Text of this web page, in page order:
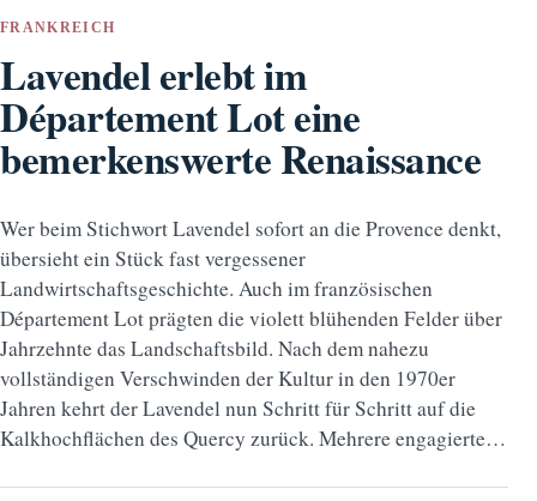
FRANKREICH
Lavendel erlebt im
Département Lot eine
bemerkenswerte Renaissance
Wer beim Stichwort Lavendel sofort an die Provence denkt,
übersieht ein Stück fast vergessener
Landwirtschaftsgeschichte. Auch im französischen
Département Lot prägten die violett blühenden Felder über
Jahrzehnte das Landschaftsbild. Nach dem nahezu
vollständigen Verschwinden der Kultur in den 1970er
Jahren kehrt der Lavendel nun Schritt für Schritt auf die
Kalkhochflächen des Quercy zurück. Mehrere engagierte…